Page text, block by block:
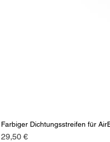
Farbiger Dichtungsstreifen für
Preis
29,50 €